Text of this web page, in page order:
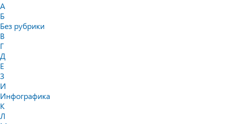
А
Б
Без рубрики
В
Г
Д
Е
З
И
Инфографика
К
Л